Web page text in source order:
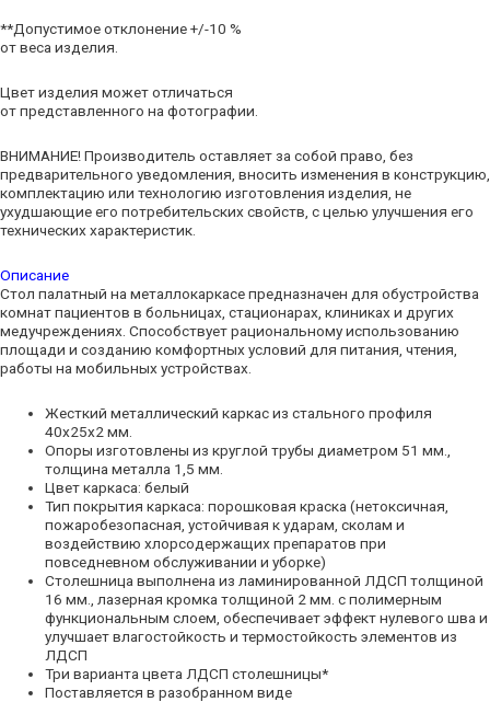
**Допустимое отклонение +/-10 %
от веса изделия.
Цвет изделия может отличаться
от представленного на фотографии.
ВНИМАНИЕ! Производитель оставляет за собой право, без
предварительного уведомления, вносить изменения в конструкцию,
комплектацию или технологию изготовления изделия, не
ухудшающие его потребительских свойств, с целью улучшения его
технических характеристик.
Описание
Стол палатный на металлокаркасе предназначен для обустройства
комнат пациентов в больницах, стационарах, клиниках и других
медучреждениях. Способствует рациональному использованию
площади и созданию комфортных условий для питания, чтения,
работы на мобильных устройствах.
Жесткий металлический каркас из стального профиля
40х25х2 мм.
Опоры изготовлены из круглой трубы диаметром 51 мм.,
толщина металла 1,5 мм.
Цвет каркаса: белый
Тип покрытия каркаса: порошковая краска (нетоксичная,
пожаробезопасная, устойчивая к ударам, сколам и
воздействию хлорсодержащих препаратов при
повседневном обслуживании и уборке)
Столешница выполнена из ламинированной ЛДСП толщиной
16 мм., лазерная кромка толщиной 2 мм. с полимерным
функциональным слоем, обеспечивает эффект нулевого шва и
улучшает влагостойкость и термостойкость элементов из
ЛДСП
Три варианта цвета ЛДСП столешницы*
Поставляется в разобранном виде